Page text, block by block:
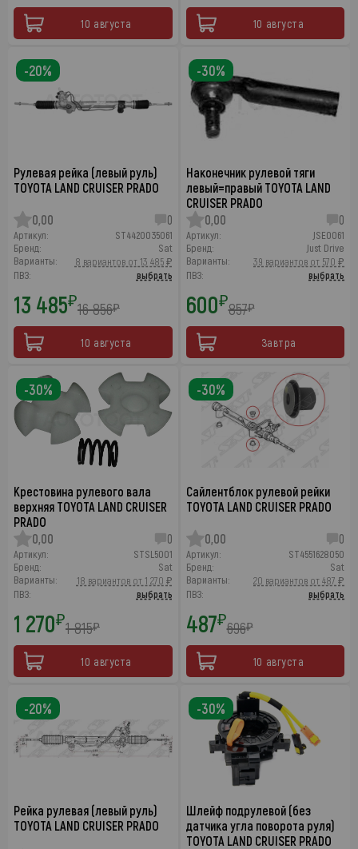
10 августа 10 августа
Рулевая рейка (левый руль)
TOYOTA LAND CRUISER PRADO
0,00 0
Артикул:
ST4420035061
Бренд:
Sat
Варианты:
8 вариантов от 13 485 ₽
ПВЗ:
выбрать
13 485₽16 856₽
10 августа
-20%
Наконечник рулевой тяги
левый=правый TOYOTA LAND
CRUISER PRADO
0,00
0
Артикул:
JSE0061
Бренд:
Just Drive
Варианты:
39 вариантов от 570 ₽
ПВЗ:
выбрать
600₽857₽
Завтра
-30%
Крестовина рулевого вала
верхняя TOYOTA LAND CRUISER
PRADO
0,00
0
Артикул:
STSL5001
Бренд:
Sat
Варианты:
18 вариантов от 1 270 ₽
ПВЗ:
выбрать
1 270₽1 815₽
10 августа
-30%
Сайлентблок рулевой рейки
TOYOTA LAND CRUISER PRADO
0,00 0
Артикул:
ST4551628050
Бренд:
Sat
Варианты:
20 вариантов от 487 ₽
ПВЗ:
выбрать
487₽696₽
10 августа
-30%
Рейка рулевая (левый руль)
TOYOTA LAND CRUISER PRADO
-20%
Шлейф подрулевой (без
датчика угла поворота руля)
TOYOTA LAND CRUISER PRADO
-30%